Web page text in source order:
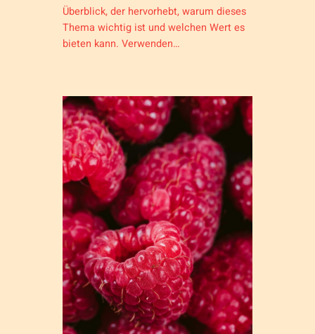
Überblick, der hervorhebt, warum dieses
Thema wichtig ist und welchen Wert es
bieten kann. Verwenden…